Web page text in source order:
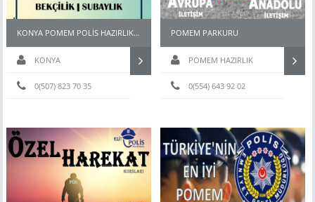
KONYA POMEM POLİS HAZIRLIK KURSU
KONYA
0(507) 823 70 35
POMEM PARKURU
POMEM HAZIRLIK
0(554) 643 92 02